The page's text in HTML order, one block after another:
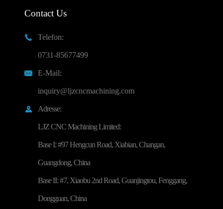
Contact Us

Telefon:
0731-85677499

E-Mail:
inquiry@ljzcncmachining.com

Adresse:
LJZ CNC Machining Limited:
Base I: #97 Hengcun Road, Xiabian, Changan,
Guangdong, China
Base II: #7, Xiaobu 2nd Road, Guanjingtou, Fenggang,
Dongguan, China